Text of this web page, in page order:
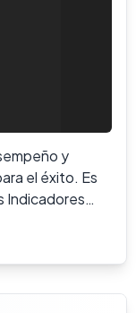
y
el éxito. Es
Indicadores